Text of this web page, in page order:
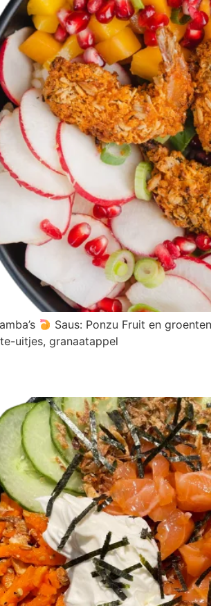
Saus: Ponzu Fruit en
uitjes, granaatappel